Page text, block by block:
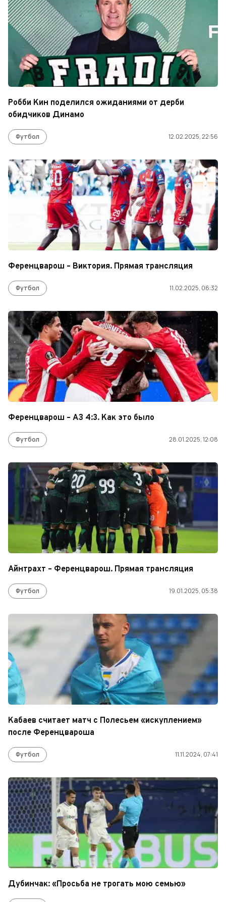
Робби Кин поделился ожиданиями от дерби
обидчиков Динамо
Футбол 12.02.2025, 22:56
Ференцварош – Виктория. Прямая трансляция
Футбол 11.02.2025, 06:32
Ференцварош – АЗ 4:3. Как это было
Футбол 28.01.2025, 12:08
Айнтрахт – Ференцварош. Прямая трансляция
Футбол 19.01.2025, 05:38
Кабаев считает матч с Полесьем «искуплением»
после Ференцвароша
Футбол 11.11.2024, 07:41
Дубинчак: «Просьба не трогать мою семью»